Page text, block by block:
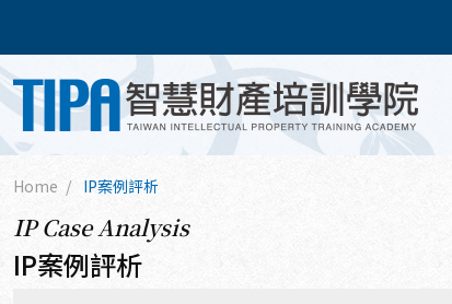
Home IP案例評析
IP Case Analysis
IP案例評析